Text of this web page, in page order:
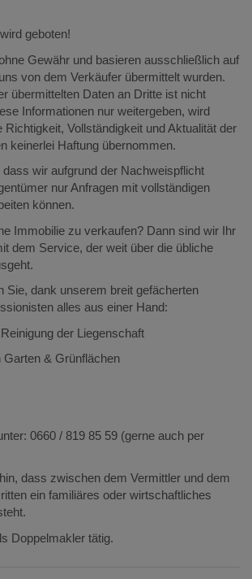
geboten!
Gewähr und basieren ausschließlich auf
von dem Verkäufer übermittelt wurden.
übermittelten Daten an Dritte ist nicht
Informationen nur weitergeben, wird
Richtigkeit, Vollständigkeit und Aktualität der
keinerlei Haftung übernommen.
dass wir aufgrund der Nachweispflicht
nur Anfragen mit vollständigen
können.
Immobilie zu verkaufen? Dann sind wir Ihr
dem Service, der weit über die übliche
Sie, dank unserem breit gefächerten
alles aus einer Hand:
der Liegenschaft
Garten & Grünflächen
0660 / 819 85 59 (gerne auch per
dass zwischen dem Vermittler und dem
ein familiäres oder wirtschaftliches
Doppelmakler tätig.